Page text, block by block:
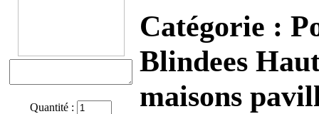
Quantité :
Catégorie :
Blindees
maisons